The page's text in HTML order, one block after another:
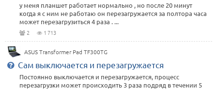
у меня планшет работает нормально , но после 20 минут
когда я с ним не работаю он перезагружается за полтора часа
может перезагрузиться 4 раза . ...
2 1 713
ASUS Transformer Pad TF300TG
Сам выключается и перезагружается
Постоянно выключается и перезагружается, процесс
перезагрузки может происходить 3 раза подряд в течении 5